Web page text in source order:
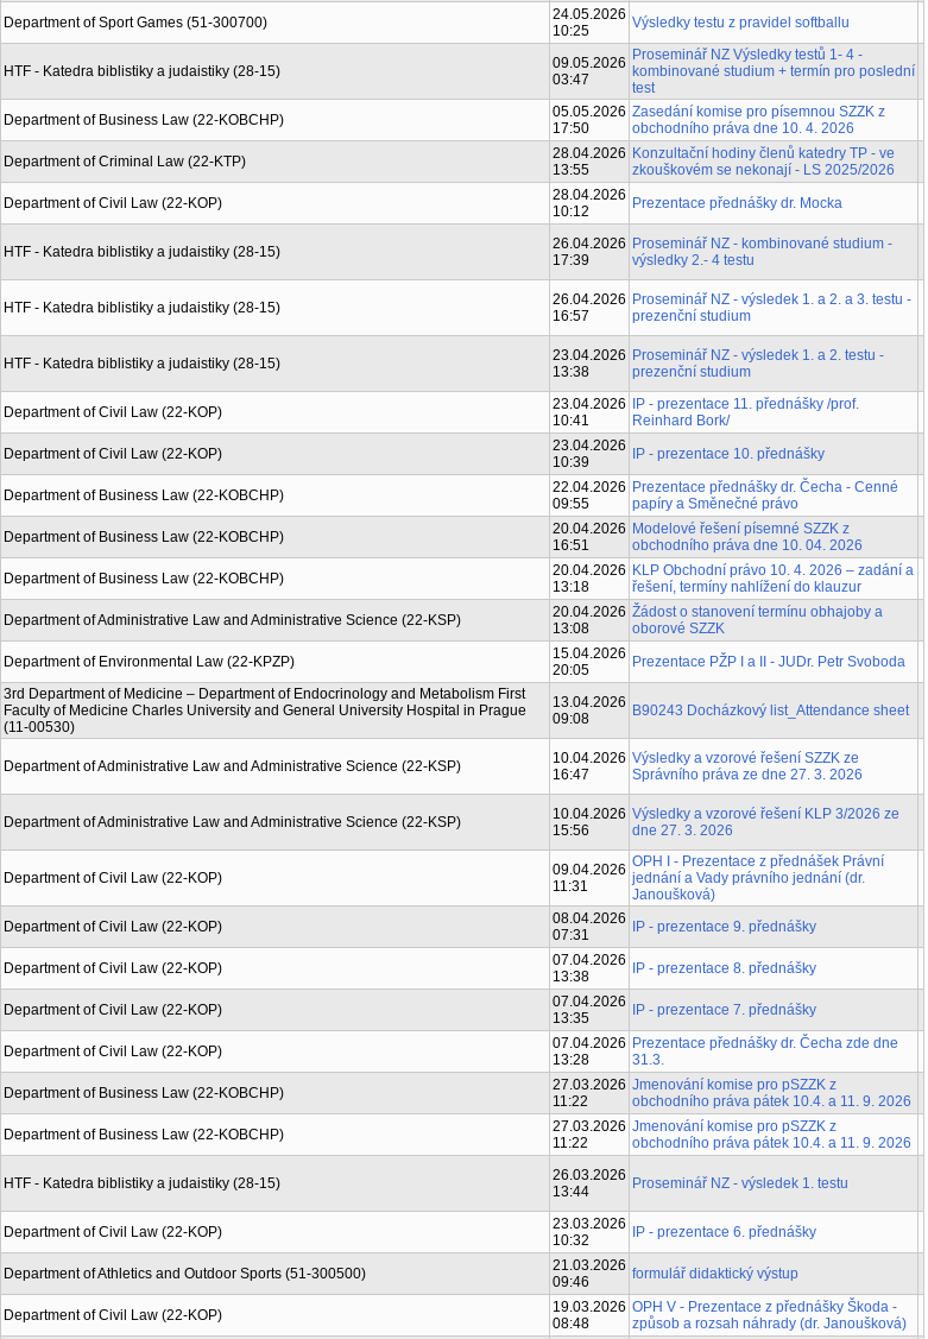
Department of Sport Games (51-300700)
24.05.2026
10:25
Výsledky testu z pravidel softballu
HTF - Katedra biblistiky a judaistiky (28-15)
09.05.2026
03:47
Proseminář NZ Výsledky testů 1- 4 -
kombinované studium + termín pro poslední
test
Department of Business Law (22-KOBCHP)
05.05.2026
17:50
Zasedání komise pro písemnou SZZK z
obchodního práva dne 10. 4. 2026
Department of Criminal Law (22-KTP)
28.04.2026
13:55
Konzultační hodiny členů katedry TP - ve
zkouškovém se nekonají - LS 2025/2026
Department of Civil Law (22-KOP)
28.04.2026
10:12
Prezentace přednášky dr. Mocka
HTF - Katedra biblistiky a judaistiky (28-15)
26.04.2026
17:39
Proseminář NZ - kombinované studium -
výsledky 2.- 4 testu
HTF - Katedra biblistiky a judaistiky (28-15)
26.04.2026
16:57
Proseminář NZ - výsledek 1. a 2. a 3. testu -
prezenční studium
HTF - Katedra biblistiky a judaistiky (28-15)
23.04.2026
13:38
Proseminář NZ - výsledek 1. a 2. testu -
prezenční studium
Department of Civil Law (22-KOP)
23.04.2026
10:41
IP - prezentace 11. přednášky /prof.
Reinhard Bork/
Department of Civil Law (22-KOP)
23.04.2026
10:39
IP - prezentace 10. přednášky
Department of Business Law (22-KOBCHP)
22.04.2026
09:55
Prezentace přednášky dr. Čecha - Cenné
papíry a Směnečné právo
Department of Business Law (22-KOBCHP)
20.04.2026
16:51
Modelové řešení písemné SZZK z
obchodního práva dne 10. 04. 2026
Department of Business Law (22-KOBCHP)
20.04.2026
13:18
KLP Obchodní právo 10. 4. 2026 – zadání a
řešení, termíny nahlížení do klauzur
Department of Administrative Law and Administrative Science (22-KSP)
20.04.2026
13:08
Žádost o stanovení termínu obhajoby a
oborové SZZK
Department of Environmental Law (22-KPZP)
15.04.2026
20:05
Prezentace PŽP I a II - JUDr. Petr Svoboda
3rd Department of Medicine – Department of Endocrinology and Metabolism First
Faculty of Medicine Charles University and General University Hospital in Prague
(11-00530)
13.04.2026
09:08
B90243 Docházkový list_Attendance sheet
Department of Administrative Law and Administrative Science (22-KSP)
10.04.2026
16:47
Výsledky a vzorové řešení SZZK ze
Správního práva ze dne 27. 3. 2026
Department of Administrative Law and Administrative Science (22-KSP)
10.04.2026
15:56
Výsledky a vzorové řešení KLP 3/2026 ze
dne 27. 3. 2026
Department of Civil Law (22-KOP)
09.04.2026
11:31
OPH I - Prezentace z přednášek Právní
jednání a Vady právního jednání (dr.
Janoušková)
Department of Civil Law (22-KOP)
08.04.2026
07:31
IP - prezentace 9. přednášky
Department of Civil Law (22-KOP)
07.04.2026
13:38
IP - prezentace 8. přednášky
Department of Civil Law (22-KOP)
07.04.2026
13:35
IP - prezentace 7. přednášky
Department of Civil Law (22-KOP)
07.04.2026
13:28
Prezentace přednášky dr. Čecha zde dne
31.3.
Department of Business Law (22-KOBCHP)
27.03.2026
11:22
Jmenování komise pro pSZZK z
obchodního práva pátek 10.4. a 11. 9. 2026
Department of Business Law (22-KOBCHP)
27.03.2026
11:22
Jmenování komise pro pSZZK z
obchodního práva pátek 10.4. a 11. 9. 2026
HTF - Katedra biblistiky a judaistiky (28-15)
26.03.2026
13:44
Proseminář NZ - výsledek 1. testu
Department of Civil Law (22-KOP)
23.03.2026
10:32
IP - prezentace 6. přednášky
Department of Athletics and Outdoor Sports (51-300500)
21.03.2026
09:46
formulář didaktický výstup
Department of Civil Law (22-KOP)
19.03.2026
08:48
OPH V - Prezentace z přednášky Škoda -
způsob a rozsah náhrady (dr. Janoušková)